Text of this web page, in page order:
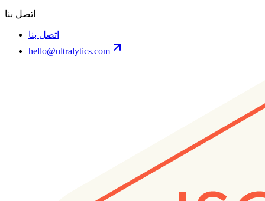
اتصل بنا
اتصل بنا
hello@ultralytics.com